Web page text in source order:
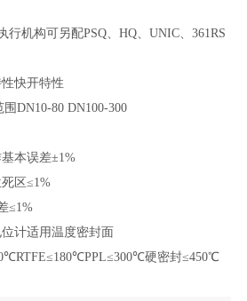
行机构可另配PSQ、HQ、UNIC、361RS
快开特性
DN10-80 DN100-300
本误差±1%
区≤1%
≤1%
计适用温度密封面
硬密封≤450℃